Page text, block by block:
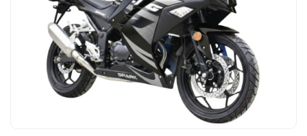
Екіпіювання
Запчастини
Аксесуари